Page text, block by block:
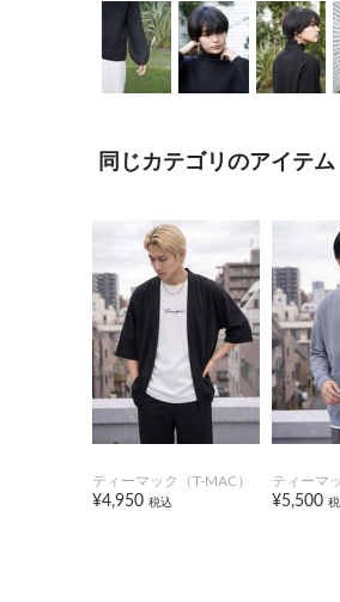
同じカテゴリのアイテム
ティーマック（T-MAC）
¥4,950 税込
ティーマ
¥5,500